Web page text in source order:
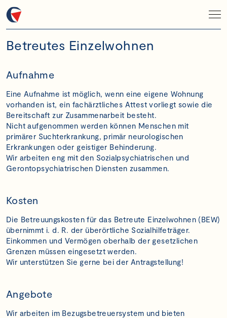
Betreutes Einzelwohnen
Aufnahme
Eine Aufnahme ist möglich, wenn eine eigene Wohnung
vorhanden ist, ein fachärztliches Attest vorliegt sowie die
Bereitschaft zur Zusammenarbeit besteht.
Nicht aufgenommen werden können Menschen mit
primärer Suchterkrankung, primär neurologischen
Erkrankungen oder geistiger Behinderung.
Wir arbeiten eng mit den Sozialpsychiatrischen und
Gerontopsychiatrischen Diensten zusammen.
Kosten
Die Betreuungskosten für das Betreute Einzelwohnen (BEW)
übernimmt i. d. R. der überörtliche Sozialhilfeträger.
Einkommen und Vermögen oberhalb der gesetzlichen
Grenzen müssen eingesetzt werden.
Wir unterstützen Sie gerne bei der Antragstellung!
Angebote
Wir arbeiten im Bezugsbetreuersystem und bieten